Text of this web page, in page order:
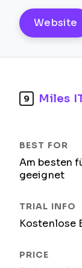
Website
9 Miles
Am besten
geeignet
Kostenlose